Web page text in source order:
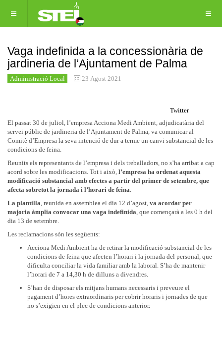
Vaga indefinida a la concessionària de
jardineria de l’Ajuntament de Palma
Administració Local 23 Agost 2021
Twitter
El passat 30 de juliol, l’empresa Acciona Medi Ambient, adjudicatària del
servei públic de jardineria de l’Ajuntament de Palma, va comunicar al
Comitè d’Empresa la seva intenció de dur a terme un canvi substancial de les
condicions de feina.
Reunits els representants de l’empresa i dels treballadors, no s’ha arribat a cap
acord sobre les modificacions. Tot i això, l’empresa ha ordenat aquesta
modificació substancial amb efectes a partir del primer de setembre, que
afecta sobretot la jornada i l’horari de feina.
La plantilla, reunida en assemblea el dia 12 d’agost, va acordar per
majoria àmplia convocar una vaga indefinida, que començarà a les 0 h del
dia 13 de setembre.
Les reclamacions són les següents:
Acciona Medi Ambient ha de retirar la modificació substancial de les
condicions de feina que afecten l’horari i la jornada del personal, que
dificulta conciliar la vida familiar amb la laboral. S’ha de mantenir
l’horari de 7 a 14,30 h de dilluns a divendres.
S’han de disposar els mitjans humans necessaris i preveure el
pagament d’hores extraordinaris per cobrir horaris i jornades de que
no s’exigien en el plec de condicions anterior.